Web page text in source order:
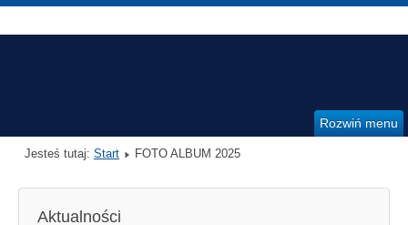
Rozwiń menu
Jesteś tutaj: Start FOTO ALBUM 2025
Aktualności